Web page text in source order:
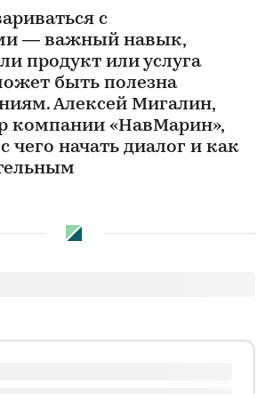
с
— важный навык,
продукт или услуга
быть полезна
Алексей Мигалин,
компании «НавМарин»,
чего начать диалог и как